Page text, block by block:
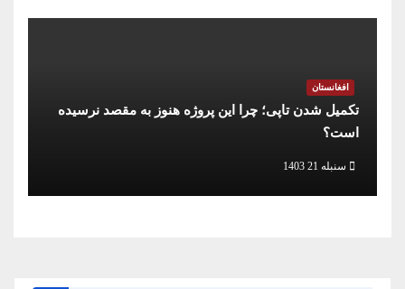
افغانستان
تکمیل شدن تاپی؛ چرا این پروژه هنوز به مقصد نرسیده
است؟
سنبله 21 1403